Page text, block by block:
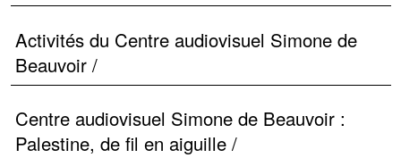
Activités du Centre audiovisuel Simone de
Beauvoir /
Centre audiovisuel Simone de Beauvoir :
Palestine, de fil en aiguille /